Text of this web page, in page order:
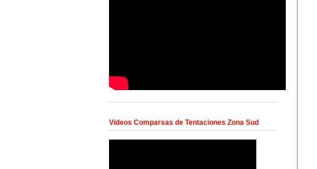
Videos Comparsas de Tentaciones Zona Sud